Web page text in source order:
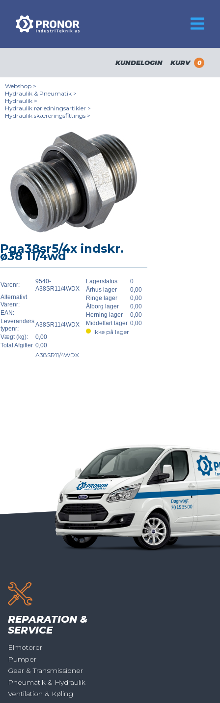
KUNDELOGIN KURV 0
Webshop >
Hydraulik & Pneumatik >
Hydraulik >
Hydraulik rørledningsartikler >
Hydraulik skæreringsfittings >
Pga38sr5/4x indskr.
ø38 11/4wd
Varenr:
9540-
A38SR11/4WDX
Alternativt
Varenr:
EAN:
Leverandørs
typenr:
A38SR11/4WDX
Vægt (kg):
0,00
Total Afgifter 0,00
A38SR11/4WDX
Lagerstatus:
0
Århus lager
0,00
Ringe lager
0,00
Ålborg lager
0,00
Herning lager
0,00
Middelfart lager 0,00
Ikke på lager
REPARATION &
SERVICE
Elmotorer
Pumper
Gear & Transmissioner
Pneumatik & Hydraulik
Ventilation & Køling